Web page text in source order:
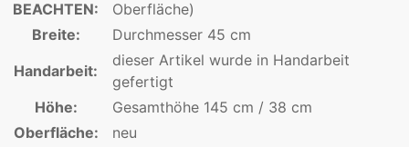
BEACHTEN:
Oberfläche)
Breite:
Durchmesser 45 cm
Handarbeit:
dieser Artikel wurde in Handarbeit
gefertigt
Höhe:
Gesamthöhe 145 cm / 38 cm
Oberfläche:
neu